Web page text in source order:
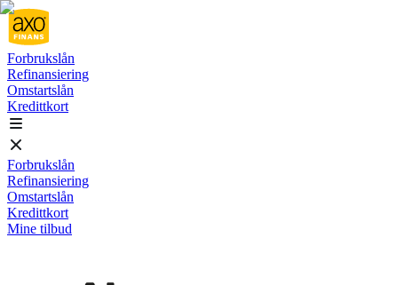
Forbrukslån
Refinansiering
Omstartslån
Kredittkort
Forbrukslån
Refinansiering
Omstartslån
Kredittkort
Mine tilbud